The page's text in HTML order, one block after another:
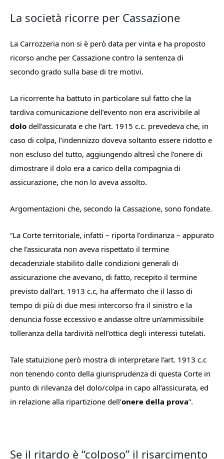
La società ricorre per Cassazione
La Carrozzeria non si è però data per vinta e ha proposto
ricorso anche per Cassazione contro la sentenza di
secondo grado sulla base di tre motivi.
La ricorrente ha battuto in particolare sul fatto che la
tardiva comunicazione dell’evento non era ascrivibile al
dolo dell’assicurata e che l’art. 1915 c.c. prevedeva che, in
caso di colpa, l’indennizzo doveva soltanto essere ridotto e
non escluso del tutto, aggiungendo altresì che l’onere di
dimostrare il dolo era a carico della compagnia di
assicurazione, che non lo aveva assolto.
Argomentazioni che, secondo la Cassazione, sono fondate.
“La Corte territoriale, infatti – riporta l’ordinanza – appurato
che l’assicurata non aveva rispettato il termine
decadenziale stabilito dalle condizioni generali di
assicurazione che avevano, di fatto, recepito il termine
previsto dall’art. 1913 c.c, ha affermato che il lasso di
tempo di più di due mesi intercorso fra il sinistro e la
denuncia fosse eccessivo e andasse oltre un’ammissibile
tolleranza della tardività nell’ottica degli interessi tutelati.
Tale statuizione però mostra di interpretare l’art. 1913 c.c
non tenendo conto della giurisprudenza di questa Corte in
punto di rilevanza del dolo/colpa in capo all’assicurata, ed
in relazione alla ripartizione dell’onere della prova”.
Se il ritardo è “colposo” il risarcimento